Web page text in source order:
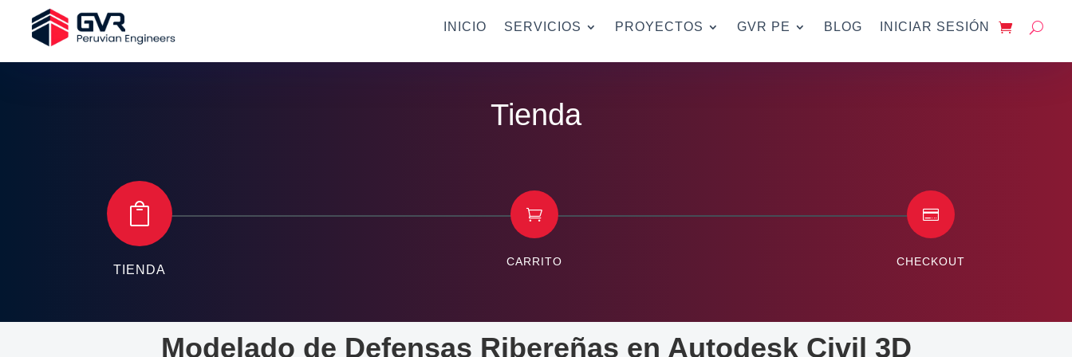
INICIO SERVICIOS PROYECTOS GVR PE BLOG INICIAR SESIÓN
Tienda

TIENDA

CARRITO

CHECKOUT
Modelado de Defensas Ribereñas en Autodesk Civil 3D